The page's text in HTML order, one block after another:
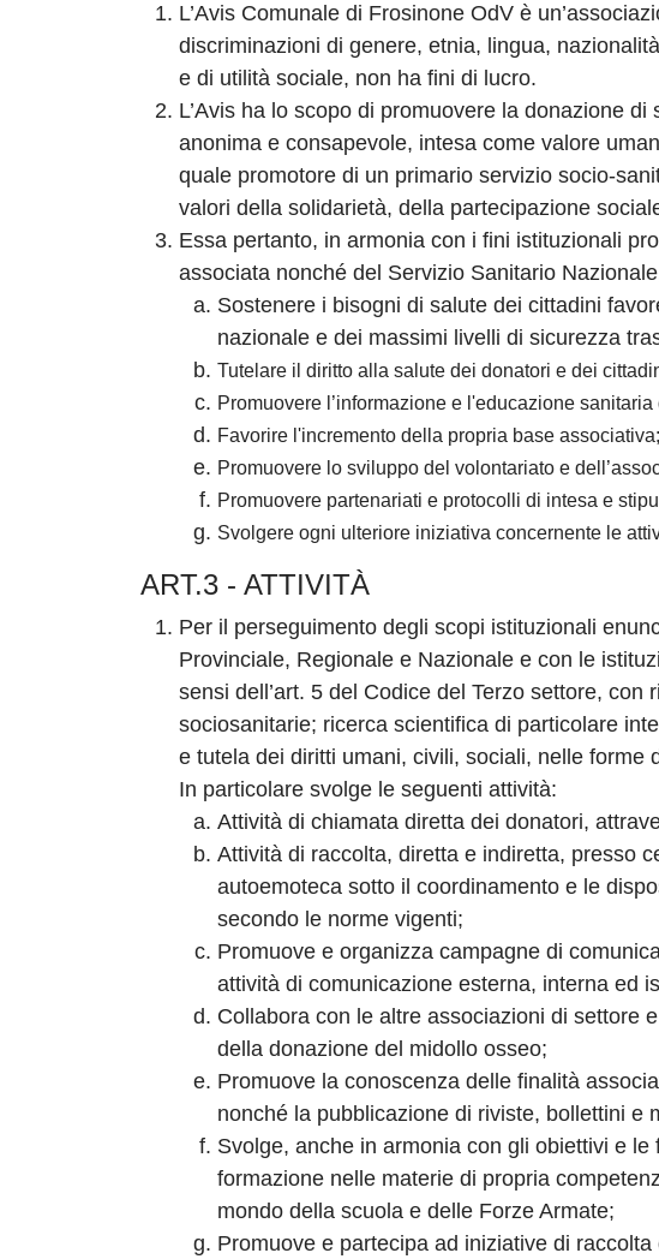
L’Avis Comunale di Frosinone OdV è
discriminazioni di genere, etnia, lingua,
e di utilità sociale, non ha fini di lucro.
L’Avis ha lo scopo di promuovere la donazione
anonima e consapevole, intesa come valore
quale promotore di un primario servizio socio-
valori della solidarietà, della partecipazione
Essa pertanto, in armonia con i fini istituzionali
associata nonché del Servizio Sanitario
Sostenere i bisogni di salute dei cittadini
nazionale e dei massimi livelli di sicurezza
Tutelare il diritto alla salute dei donatori e dei
Promuovere l’informazione e l'educazione
Favorire l'incremento della propria base associativa;
Promuovere lo sviluppo del volontariato e
Promuovere partenariati e protocolli di intesa e
Svolgere ogni ulteriore iniziativa concernente le
ART.3 - ATTIVITÀ
Per il perseguimento degli scopi istituzionali
Provinciale, Regionale e Nazionale e con le
sensi dell’art. 5 del Codice del Terzo settore,
sociosanitarie; ricerca scientifica di particolare
e tutela dei diritti umani, civili, sociali, nelle forme
In particolare svolge le seguenti attività:
Attività di chiamata diretta dei donatori,
Attività di raccolta, diretta e indiretta, presso
autoemoteca sotto il coordinamento e le
secondo le norme vigenti;
Promuove e organizza campagne di
attività di comunicazione esterna, interna ed
Collabora con le altre associazioni di settore
della donazione del midollo osseo;
Promuove la conoscenza delle finalità
nonché la pubblicazione di riviste, bollettini e
Svolge, anche in armonia con gli obiettivi e
formazione nelle materie di propria
mondo della scuola e delle Forze Armate;
Promuove e partecipa ad iniziative di